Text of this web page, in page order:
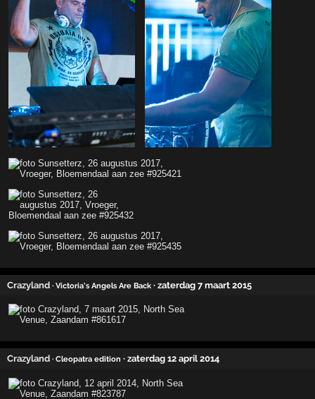
Crazyland · Victoria's Angels Are Back · zaterdag 7 maart 2015
Crazyland · Cleopatra edition · zaterdag 12 april 2014